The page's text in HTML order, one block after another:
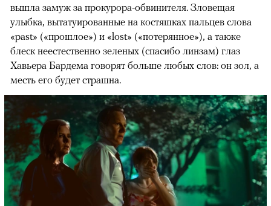
вышла замуж за прокурора-обвинителя. Зловещая
улыбка, вытатуированные на костяшках пальцев слова
«past» («прошлое») и «lost» («потерянное»), а также
блеск неестественно зеленых (спасибо линзам) глаз
Хавьера Бардема говорят больше любых слов: он зол, а
месть его будет страшна.